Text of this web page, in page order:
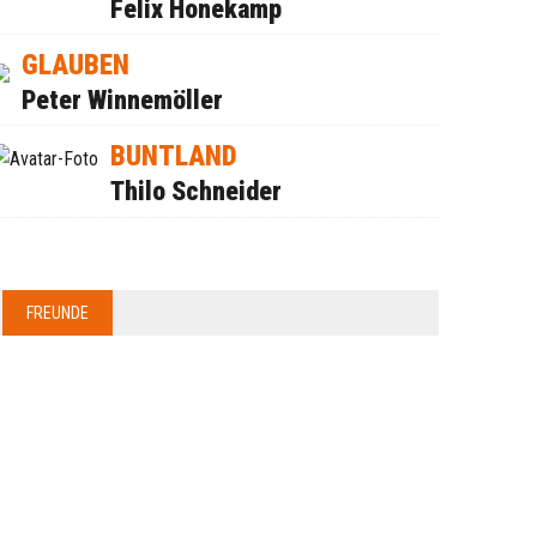
Felix Honekamp
GLAUBEN
Peter Winnemöller
BUNTLAND
Thilo Schneider
FREUNDE